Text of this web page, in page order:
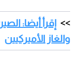
إقرأ أيضا:
والغاز الأميركيين